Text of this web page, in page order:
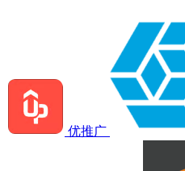
优推广